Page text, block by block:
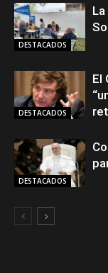
DESTACADOS
DESTACADOS
El
DESTACADOS